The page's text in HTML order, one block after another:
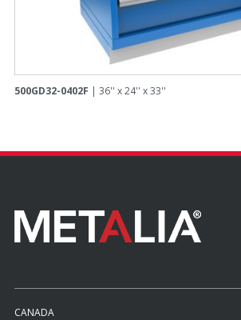
500GD32-0402F | 36'' x 24'' x 33''
CANADA